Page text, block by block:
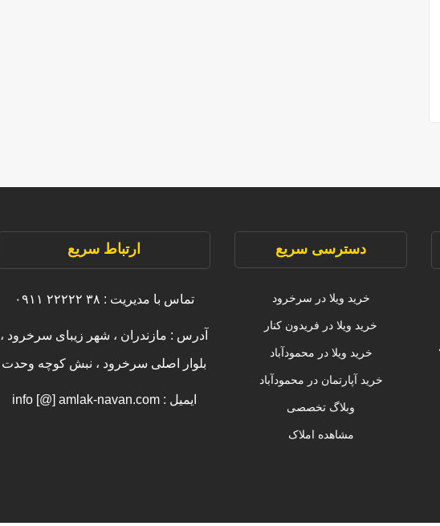
دسترسی سریع
خرید ویلا در سرخرود
خرید ویلا در فریدون کنار
خرید ویلا در محمودآباد
خرید آپارتمان در محمودآباد
وبلاگ تخصصی
مشاهده املاک
ارتباط سریع
تماس با مدیریت : ۳۸ ۲۲۲۲۲ ۰۹۱۱
آدرس : مازندران ، شهر زیبای سرخرود ،
بلوار اصلی سرخرود ، نبش کوچه وحدت
ایمیل : info [@] amlak-navan.com